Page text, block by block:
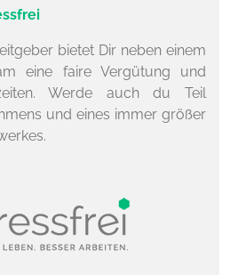
bietet Dir neben einem
eine faire Vergütung und
Werde auch du Teil
und eines immer größer